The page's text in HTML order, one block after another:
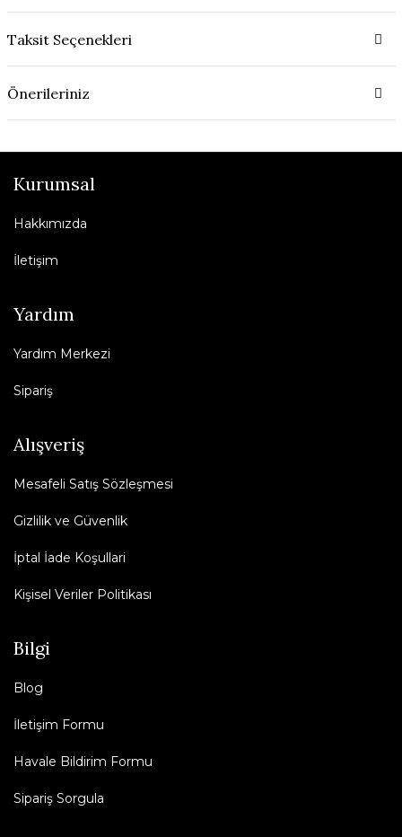
Taksit Seçenekleri
Önerileriniz
Kurumsal
Hakkımızda
İletişim
Yardım
Yardım Merkezi
Sipariş
Alışveriş
Mesafeli Satış Sözleşmesi
Gizlilik ve Güvenlik
İptal İade Koşullari
Kişisel Veriler Politikası
Bilgi
Blog
İletişim Formu
Havale Bildirim Formu
Sipariş Sorgula